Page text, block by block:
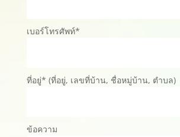
เบอร์โทรศัพท์*
ที่อยู่* (ที่อยู่, เลขที่บ้าน, ชื่อหมู่บ้าน, ตำบล)
ข้อความ